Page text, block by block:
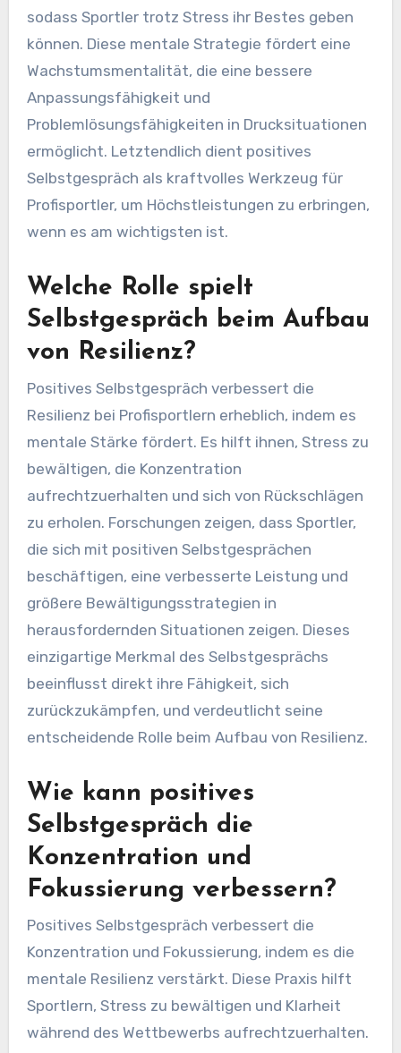
sodass Sportler trotz Stress ihr Bestes geben
können. Diese mentale Strategie fördert eine
Wachstumsmentalität, die eine bessere
Anpassungsfähigkeit und
Problemlösungsfähigkeiten in Drucksituationen
ermöglicht. Letztendlich dient positives
Selbstgespräch als kraftvolles Werkzeug für
Profisportler, um Höchstleistungen zu erbringen,
wenn es am wichtigsten ist.
Welche Rolle spielt
Selbstgespräch beim Aufbau
von Resilienz?
Positives Selbstgespräch verbessert die
Resilienz bei Profisportlern erheblich, indem es
mentale Stärke fördert. Es hilft ihnen, Stress zu
bewältigen, die Konzentration
aufrechtzuerhalten und sich von Rückschlägen
zu erholen. Forschungen zeigen, dass Sportler,
die sich mit positiven Selbstgesprächen
beschäftigen, eine verbesserte Leistung und
größere Bewältigungsstrategien in
herausfordernden Situationen zeigen. Dieses
einzigartige Merkmal des Selbstgesprächs
beeinflusst direkt ihre Fähigkeit, sich
zurückzukämpfen, und verdeutlicht seine
entscheidende Rolle beim Aufbau von Resilienz.
Wie kann positives
Selbstgespräch die
Konzentration und
Fokussierung verbessern?
Positives Selbstgespräch verbessert die
Konzentration und Fokussierung, indem es die
mentale Resilienz verstärkt. Diese Praxis hilft
Sportlern, Stress zu bewältigen und Klarheit
während des Wettbewerbs aufrechtzuerhalten.